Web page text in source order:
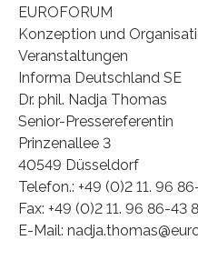
EUROFORUM
Konzeption und
Veranstaltungen
Informa Deutschland SE
Dr. phil. Nadja Thomas
Senior-Pressereferentin
Prinzenallee 3
40549 Düsseldorf
Telefon.: +49 (0)2 11. 96
Fax: +49 (0)2 11. 96 86-43
E-Mail: